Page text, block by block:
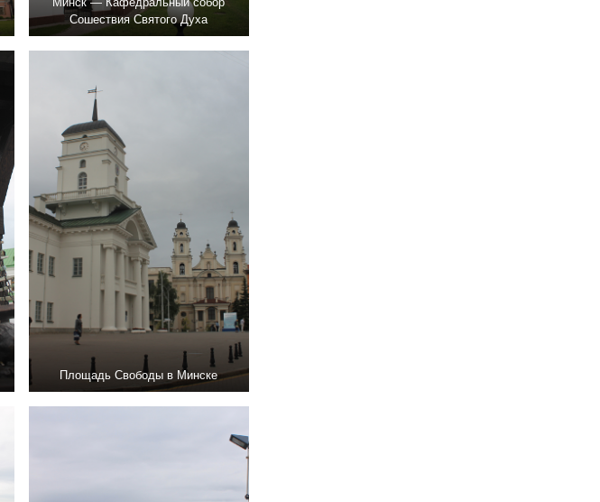
Сошествия Святого Духа
Площадь Свободы в Минске